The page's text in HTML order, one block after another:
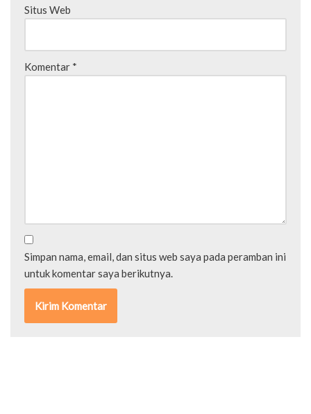
Situs Web
Komentar *
Simpan nama, email, dan situs web saya pada peramban ini
untuk komentar saya berikutnya.